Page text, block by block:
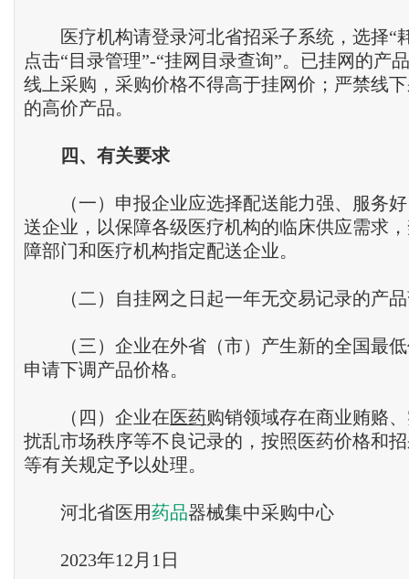
医疗机构请登录河北省招采子系统，选择“
点击“目录管理”-“挂网目录查询”。已挂网的产
线上采购，采购价格不得高于挂网价；严禁线
的高价产品。
四 、 有关要求
（一）申报企业应选择配送能力强、服务好
送企业，以保障各级医疗机构的临床供应需求
障部门和医疗机构指定配送企业。
（二）自挂网之日起一年无交易记录的产品
（三）企业在外省（市）产生新的全国最低
申请下调产品价格。
（四）企业在医药购销领域存在商业贿赂
扰乱市场秩序等不良记录的，按照医药价格和
等有关规定予以处理。
河北省医用药品器械集中采购中心
2023年12月1日